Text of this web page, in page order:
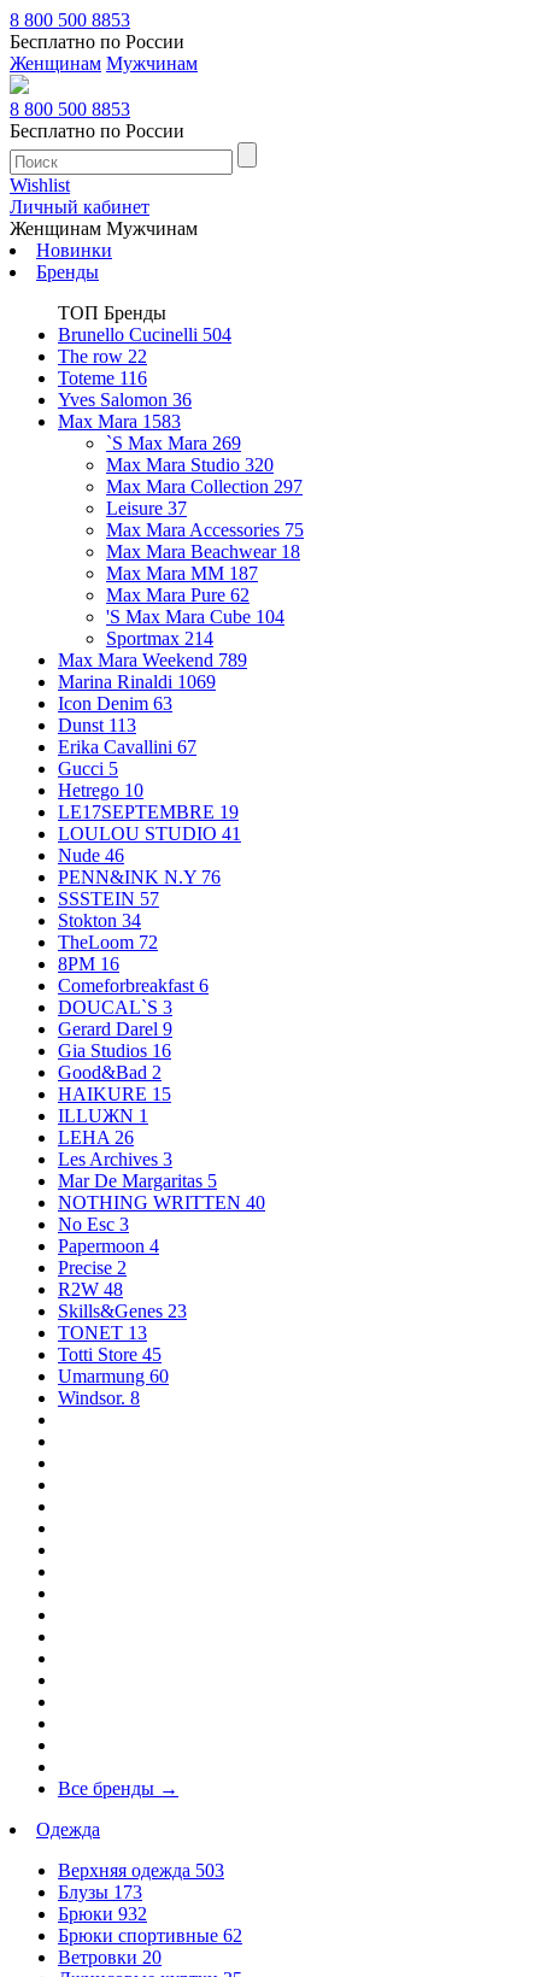
8 800 500 8853
Бесплатно по России
Женщинам Мужчинам
8 800 500 8853
Бесплатно по России
Wishlist
Личный кабинет
Женщинам Мужчинам
Новинки
Бренды
ТОП Бренды
Brunello Cucinelli 504
The row 22
Toteme 116
Yves Salomon 36
Max Mara 1583
`S Max Mara 269
Max Mara Studio 320
Max Mara Collection 297
Leisure 37
Max Mara Accessories 75
Max Mara Beachwear 18
Max Mara MM 187
Max Mara Pure 62
'S Max Mara Cube 104
Sportmax 214
Max Mara Weekend 789
Marina Rinaldi 1069
Icon Denim 63
Dunst 113
Erika Cavallini 67
Gucci 5
Hetrego 10
LE17SEPTEMBRE 19
LOULOU STUDIO 41
Nude 46
PENN&INK N.Y 76
SSSTEIN 57
Stokton 34
TheLoom 72
8PM 16
Comeforbreakfast 6
DOUCAL`S 3
Gerard Darel 9
Gia Studios 16
Good&Bad 2
HAIKURE 15
ILLUЖN 1
LEHA 26
Les Archives 3
Mar De Margaritas 5
NOTHING WRITTEN 40
No Esc 3
Papermoon 4
Precise 2
R2W 48
Skills&Genes 23
TONET 13
Totti Store 45
Umarmung 60
Windsor. 8
Все бренды →
Одежда
Верхняя одежда 503
Блузы 173
Брюки 932
Брюки спортивные 62
Ветровки 20